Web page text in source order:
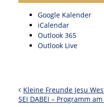
Google Kalender
iCalendar
Outlook 365
Outlook Live
Kleine Freunde Jesu
SEI DABEI – Programm